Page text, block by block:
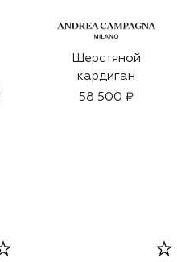
Шерстяной
кардиган
58 500 ₽